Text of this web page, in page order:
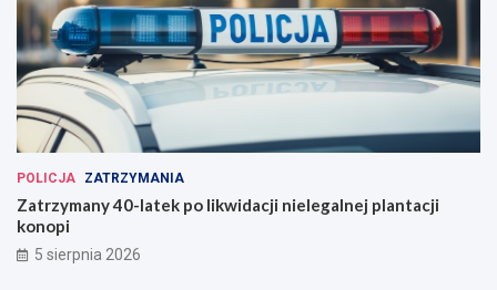
POLICJA ZATRZYMANIA
Zatrzymany 40-latek po likwidacji nielegalnej plantacji
konopi
5 sierpnia 2026